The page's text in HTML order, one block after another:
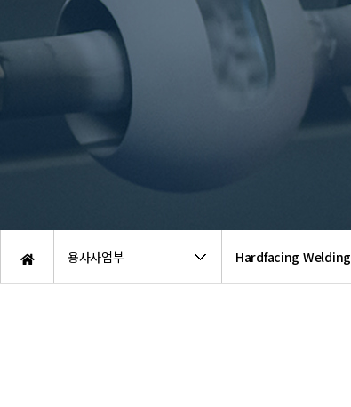
조직도
연혁
- HVOF Coating
- Plasma Coating
- Hardfacing Welding
용사사업부 Hardfacing Welding